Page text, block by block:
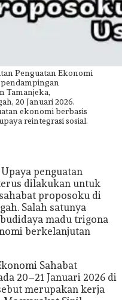
Penguatan Ekonomi
Tamanjeka,
20 Januari 2026.
ekonomi berbasis
reintegrasi sosial.
Upaya penguatan
dilakukan untuk
proposoku di
Salah satunya
madu trigona
berkelanjutan
Sahabat
20–21 Januari 2026 di
merupakan kerja